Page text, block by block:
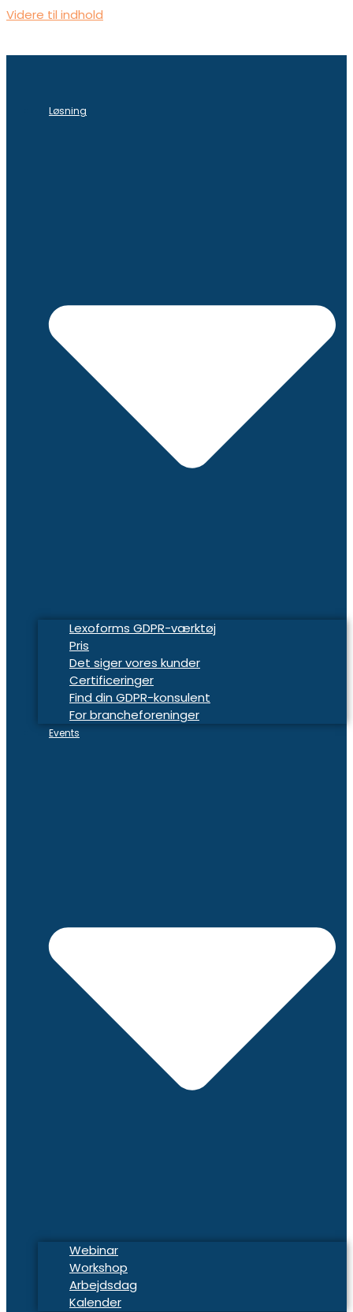
Videre til indhold
Løsning
Lexoforms GDPR-værktøj
Pris
Det siger vores kunder
Certificeringer
Find din GDPR-konsulent
For brancheforeninger
Events
Webinar
Workshop
Arbejdsdag
Kalender